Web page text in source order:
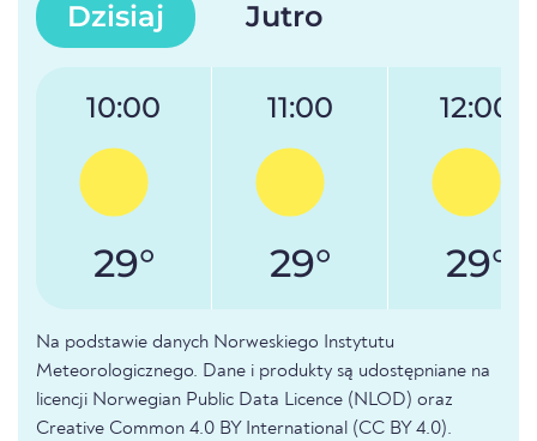
Dzisiaj Jutro
10:00
29°
11:00
29°
12:00
29°
Na podstawie danych Norweskiego Instytutu
Meteorologicznego. Dane i produkty są udostępniane na
licencji Norwegian Public Data Licence (NLOD) oraz
Creative Common 4.0 BY International (CC BY 4.0).